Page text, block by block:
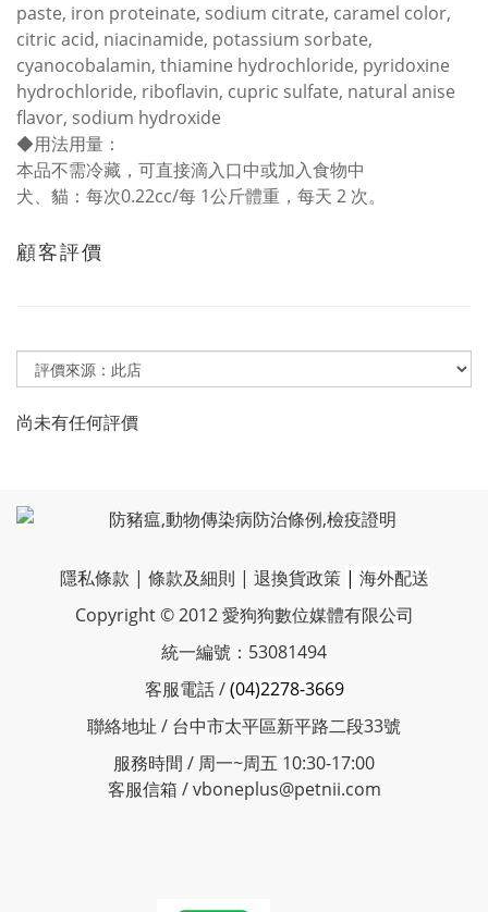
paste, iron proteinate, sodium citrate, caramel color,
citric acid, niacinamide, potassium sorbate,
cyanocobalamin, thiamine hydrochloride, pyridoxine
hydrochloride, riboflavin, cupric sulfate, natural anise
flavor, sodium hydroxide
◆用法用量：
本品不需冷藏，可直接滴入口中或加入食物中
犬、貓：每次0.22cc/每 1公斤體重，每天 2 次。
顧客評價
尚未有任何評價
隱私條款 | 條款及細則 | 退換貨政策 | 海外配送
Copyright © 2012 愛狗狗數位媒體有限公司
統一編號：53081494
客服電話 /(04)2278-3669
聯絡地址 / 台中市太平區新平路二段33號
服務時間 / 周一~周五 10:30-17:00
客服信箱 / vboneplus@petnii.com